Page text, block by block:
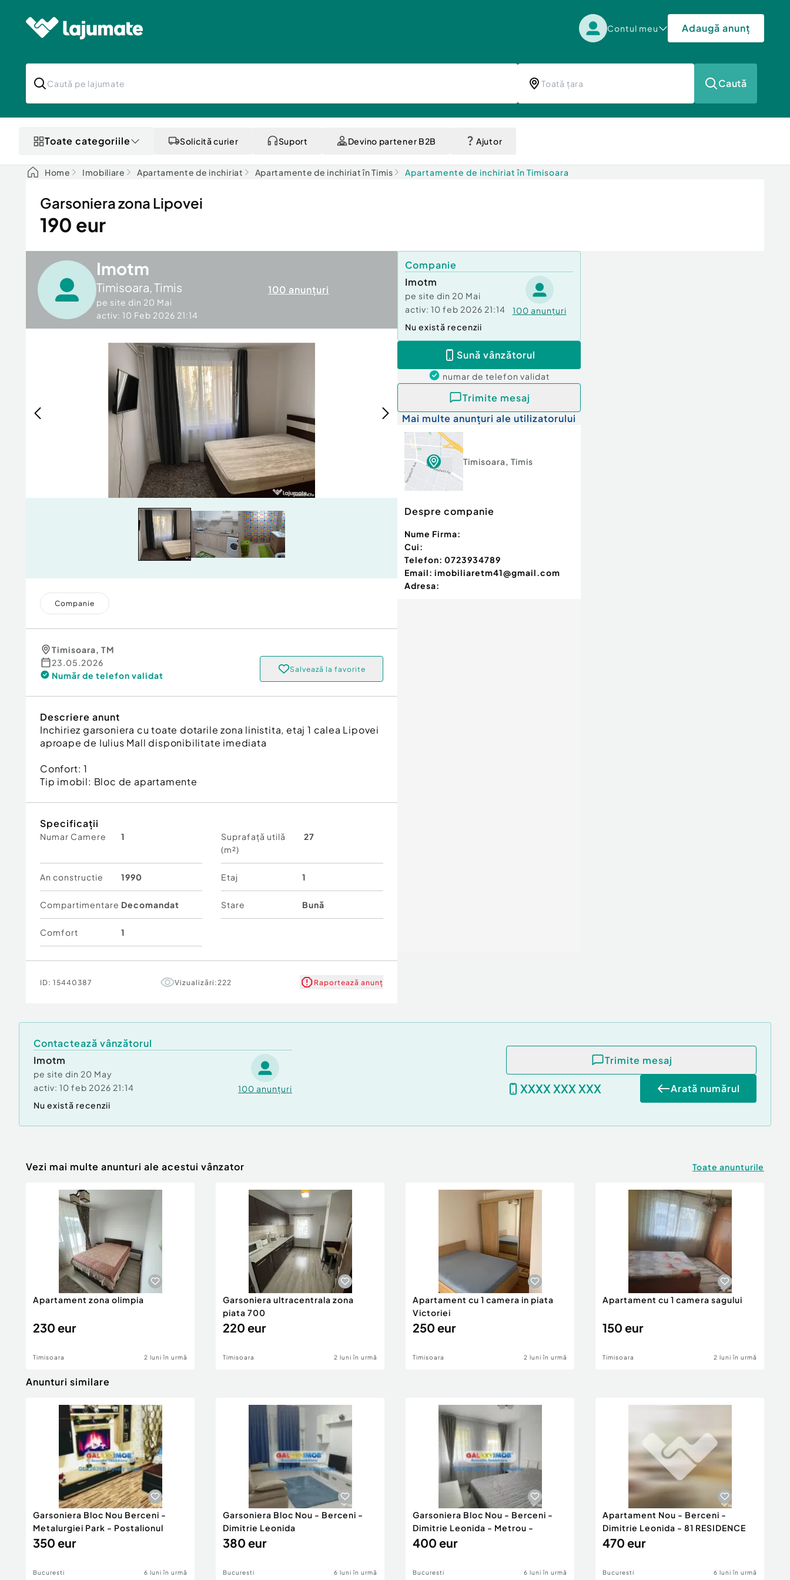
Contul meu Adaugă anunț
Caută
Toate categoriile Solicită curier Suport Devino partener B2B Ajutor
Home Imobiliare Apartamente de inchiriat Apartamente de inchiriat în Timis Apartamente de inchiriat în Timisoara
Garsoniera zona Lipovei
190 eur
Imotm
Timisoara,Timis
pe site din 20 Mai
activ: 10 Feb 2026 21:14
100 anunțuri
Companie
Timisoara, TM
23.05.2026
Număr de telefon validat
Salvează la favorite
Descriere anunt
Inchiriez garsoniera cu toate dotarile zona linistita, etaj 1 calea Lipovei
aproape de Iulius Mall disponibilitate imediata
Confort:1
Tip imobil: Bloc de apartamente
Specificații
Numar Camere 1
Suprafață utilă
(m²)
27
An constructie 1990 Etaj 1
Compartimentare Decomandat Stare Bună
Comfort 1
ID: 15440387 Vizualizări: 222 Raportează anunț
Companie
Imotm
pe site din 20 Mai
activ: 10 feb 2026 21:14 100 anunțuri
Nu există recenzii
Sună vânzătorul
numar de telefon validat
Trimite mesaj
Mai multe anunțuri ale utilizatorului
Timisoara, Timis
Despre companie
Nume Firma:
Cui:
Telefon: 0723934789
Email: imobiliaretm41@gmail.com
Adresa:
Contactează vânzătorul
Imotm
pe site din 20 May
activ: 10 feb 2026 21:14 100 anunțuri
Nu există recenzii
Trimite mesaj
XXXX XXX XXX Arată numărul
Vezi mai multe anunturi ale acestui vânzator Toate anunturile
Apartament zona olimpia
230 eur
Timisoara 2 luni în urmă
Garsoniera ultracentrala zona
piata 700
220 eur
Timisoara 2 luni în urmă
Apartament cu 1 camera in piata
Victoriei
250 eur
Timisoara 2 luni în urmă
Apartament cu 1 camera sagului
150 eur
Timisoara 2 luni în urmă
Anunturi similare
Garsoniera Bloc Nou Berceni -
Metalurgiei Park - Postalionul
350 eur
Bucuresti 6 luni în urmă
Garsoniera Bloc Nou - Berceni -
Dimitrie Leonida
380 eur
Bucuresti 6 luni în urmă
Garsoniera Bloc Nou - Berceni -
Dimitrie Leonida - Metrou -
400 eur
Bucuresti 6 luni în urmă
Apartament Nou - Berceni -
Dimitrie Leonida - 81 RESIDENCE
470 eur
Bucuresti 6 luni în urmă